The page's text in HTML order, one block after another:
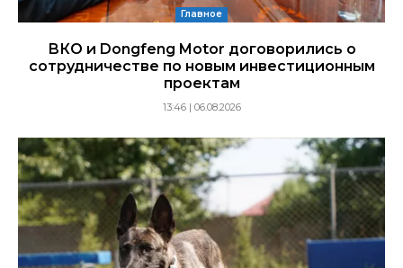
Главное
ВКО и Dongfeng Motor договорились о
сотрудничестве по новым инвестиционным
проектам
13:46 | 06.08.2026